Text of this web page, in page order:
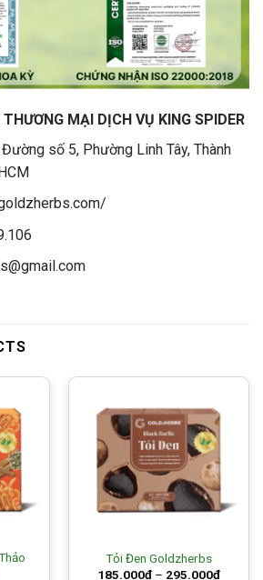
MẠI DỊCH VỤ KING SPIDER
số 5, Phường Linh Tây, Thành
Tỏi Đen Goldzherbs
185.000₫ – 295.000₫Price